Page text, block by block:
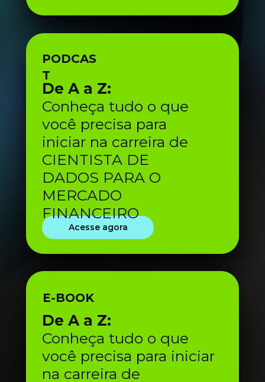
E-BOOK
De A a Z:
Conheça tudo o que
você precisa para iniciar
na carreira de
Acesse agora
PODCAS
T
De A a Z:
Conheça tudo o que
você precisa para
iniciar na carreira de
CIENTISTA DE
DADOS PARA O
MERCADO
FINANCEIRO